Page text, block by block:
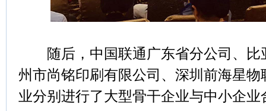
随后，中国联通广东省分公司、比
州市尚铭印刷有限公司、深圳前海星
业分别进行了大型骨干企业与中小企